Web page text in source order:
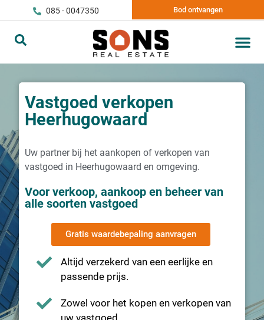
085 - 0047350 Bod ontvangen
Vastgoed verkopen
Heerhugowaard
Uw partner bij het aankopen of verkopen van
vastgoed in Heerhugowaard en omgeving.
Voor verkoop, aankoop en beheer van
alle soorten vastgoed
Gratis waardebepaling aanvragen
Altijd verzekerd van een eerlijke en
passende prijs.
Zowel voor het kopen en verkopen van
uw vastgoed.